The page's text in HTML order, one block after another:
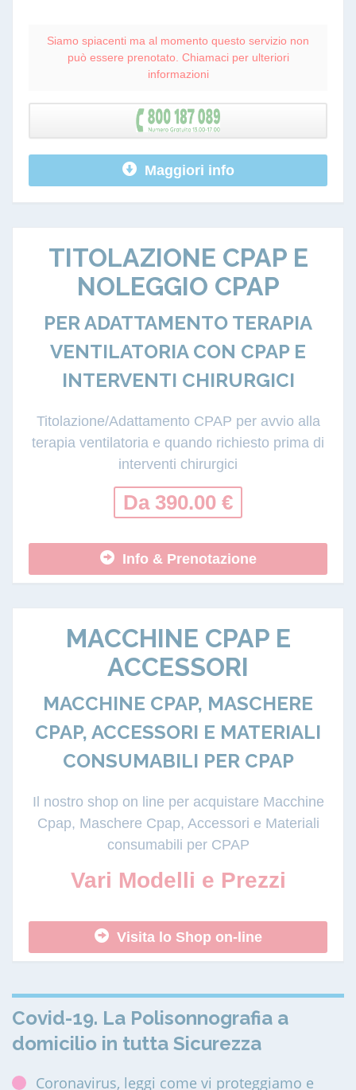
Siamo spiacenti ma al momento questo servizio non
può essere prenotato. Chiamaci per ulteriori
informazioni
Maggiori info
TITOLAZIONE CPAP E
NOLEGGIO CPAP
PER ADATTAMENTO TERAPIA
VENTILATORIA CON CPAP E
INTERVENTI CHIRURGICI
Titolazione/Adattamento CPAP per avvio alla
terapia ventilatoria e quando richiesto prima di
interventi chirurgici
Da 390.00 €
Info & Prenotazione
MACCHINE CPAP E
ACCESSORI
MACCHINE CPAP, MASCHERE
CPAP, ACCESSORI E MATERIALI
CONSUMABILI PER CPAP
Il nostro shop on line per acquistare Macchine
Cpap, Maschere Cpap, Accessori e Materiali
consumabili per CPAP
Vari Modelli e Prezzi
Visita lo Shop on-line
Covid-19. La Polisonnografia a
domicilio in tutta Sicurezza
Coronavirus, leggi come vi proteggiamo e